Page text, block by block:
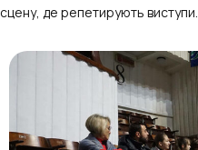
сцену, де репетирують виступи.